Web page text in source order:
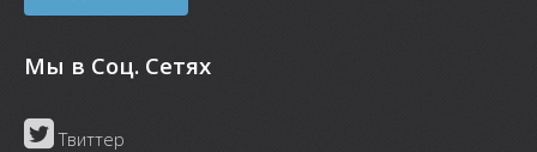
Мы в Соц. Сетях
Твиттер